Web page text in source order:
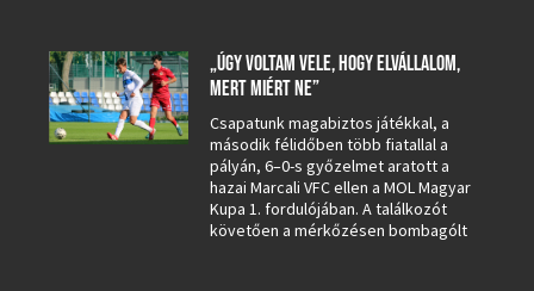
„ÚGY VOLTAM VELE, HOGY ELVÁLLALOM,
MERT MIÉRT NE”
Csapatunk magabiztos játékkal, a
második félidőben több fiatallal a
pályán, 6–0-s győzelmet aratott a
hazai Marcali VFC ellen a MOL Magyar
Kupa 1. fordulójában. A találkozót
követően a mérkőzésen bombagólt